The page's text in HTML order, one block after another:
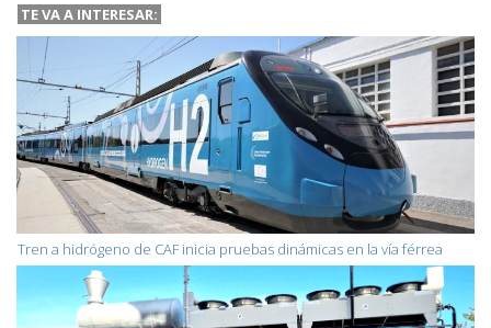
TE VA A INTERESAR:
Tren a hidrógeno de CAF inicia pruebas dinámicas en la vía férrea